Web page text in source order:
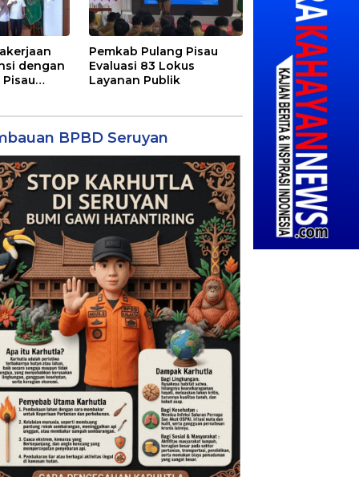
dengan
Pemkab Pulang Pisau
Evaluasi 83 Lokus
Layanan Publik
BPBD Seruyan